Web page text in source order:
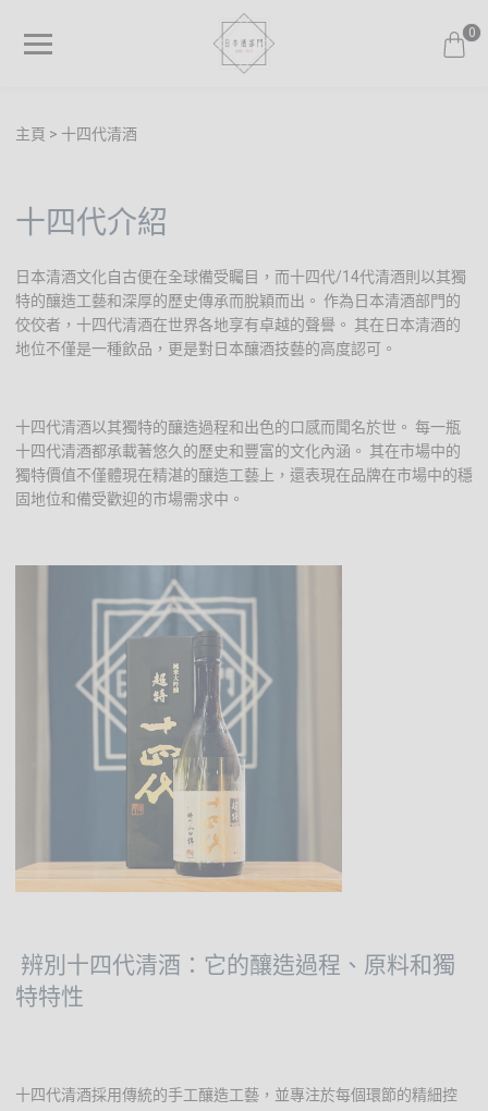
0
主頁 十四代清酒
十四代介紹
日本清酒文化自古便在全球備受矚目，而十四代/14代清酒則以其獨
特的釀造工藝和深厚的歷史傳承而脫穎而出。 作為日本清酒部門的
佼佼者，十四代清酒在世界各地享有卓越的聲譽。 其在日本清酒的
地位不僅是一種飲品，更是對日本釀酒技藝的高度認可。
十四代清酒以其獨特的釀造過程和出色的口感而聞名於世。 每一瓶
十四代清酒都承載著悠久的歷史和豐富的文化內涵。 其在市場中的
獨特價值不僅體現在精湛的釀造工藝上，還表現在品牌在市場中的穩
固地位和備受歡迎的市場需求中。
辨別十四代清酒：它的釀造過程、原料和獨
特特性
十四代清酒採用傳統的手工釀造工藝，並專注於每個環節的精細控